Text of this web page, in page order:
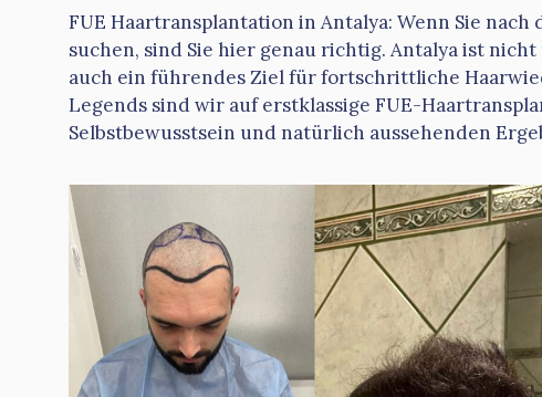
FUE Haartransplantation in Antalya: Wenn Sie nach
suchen, sind Sie hier genau richtig. Antalya ist
auch ein führendes Ziel für fortschrittliche
Legends sind wir auf erstklassige FUE-
Selbstbewusstsein und natürlich aussehenden